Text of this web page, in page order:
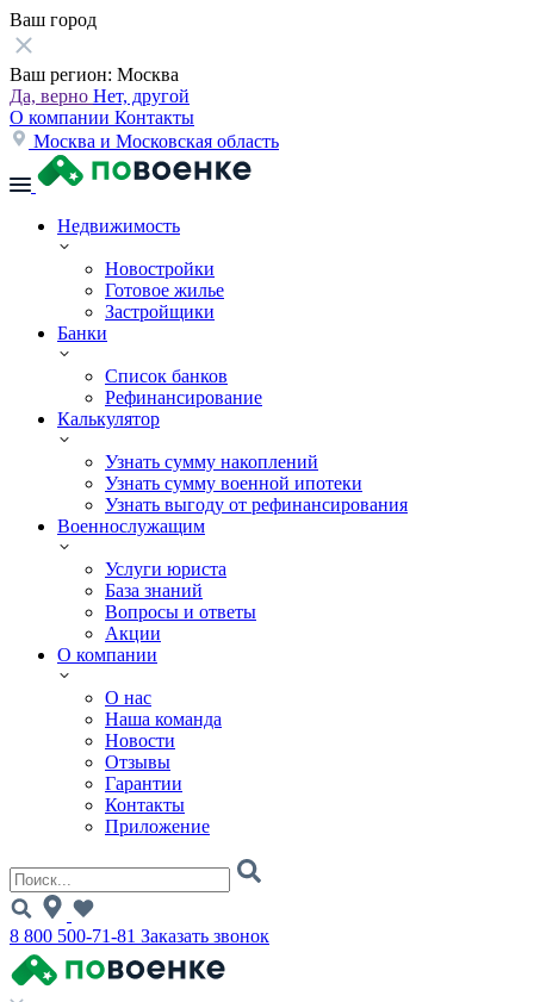
Ваш город
Ваш регион: Москва
Да, верно Нет, другой
О компании Контакты
Москва и Московская область
Недвижимость
Новостройки
Готовое жилье
Застройщики
Банки
Список банков
Рефинансирование
Калькулятор
Узнать сумму накоплений
Узнать сумму военной ипотеки
Узнать выгоду от рефинансирования
Военнослужащим
Услуги юриста
База знаний
Вопросы и ответы
Акции
О компании
О нас
Наша команда
Новости
Отзывы
Гарантии
Контакты
Приложение
8 800 500-71-81 Заказать звонок